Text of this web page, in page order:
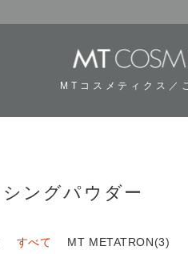
MTコスメティクス／
ングパウダー
すべて MT METATRON(3)